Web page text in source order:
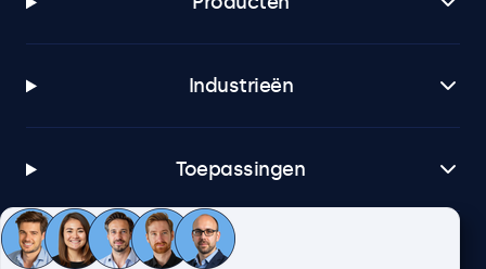
Industrieën
Toepassingen
Klantenservice